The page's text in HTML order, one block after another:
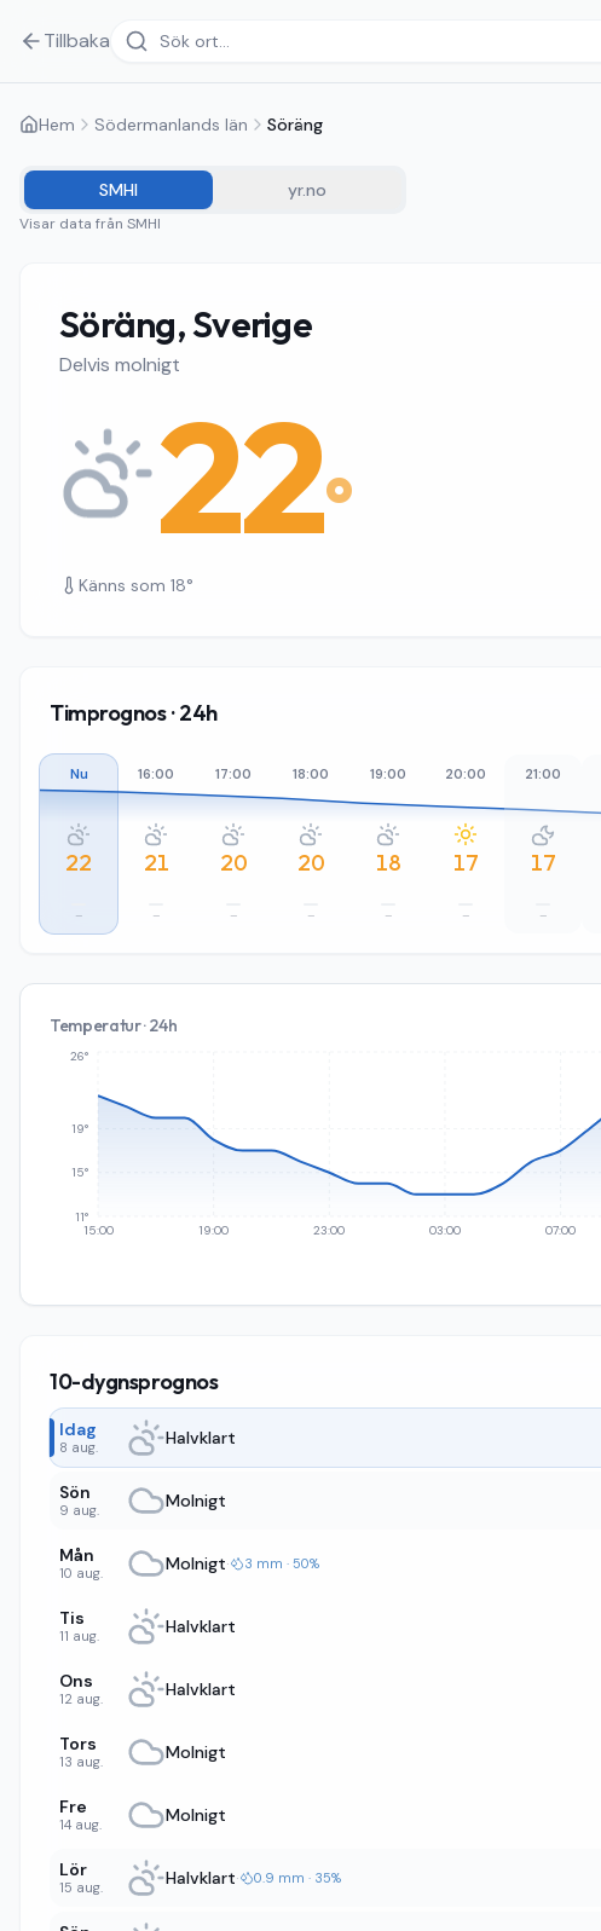
Tillbaka
Hem Södermanlands län Söräng
SMHI yr.no
Visar data från SMHI
Söräng, Sverige
Delvis molnigt
22°
Känns som 18°
Timprognos · 24h
Nu
22
–
16:00
21
–
17:00
20
–
18:00
20
–
19:00
18
–
20:00
17
–
21:00
17
–
Temperatur · 24h
15:00 19:00 23:00 03:00 07:00
11°
15°
19°
26°
10-dygnsprognos
Idag
8 aug. Halvklart
Sön
9 aug. Molnigt
Mån
10 aug. Molnigt· 3 mm · 50%
Tis
11 aug. Halvklart
Ons
12 aug. Halvklart
Tors
13 aug. Molnigt
Fre
14 aug. Molnigt
Lör
15 aug. Halvklart· 0.9 mm · 35%